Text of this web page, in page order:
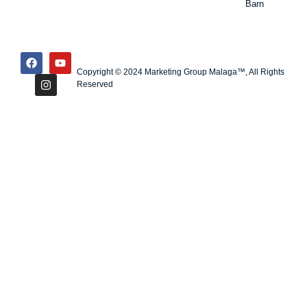
Barn
Copyright © 2024 Marketing Group Malaga™, All Rights
Reserved